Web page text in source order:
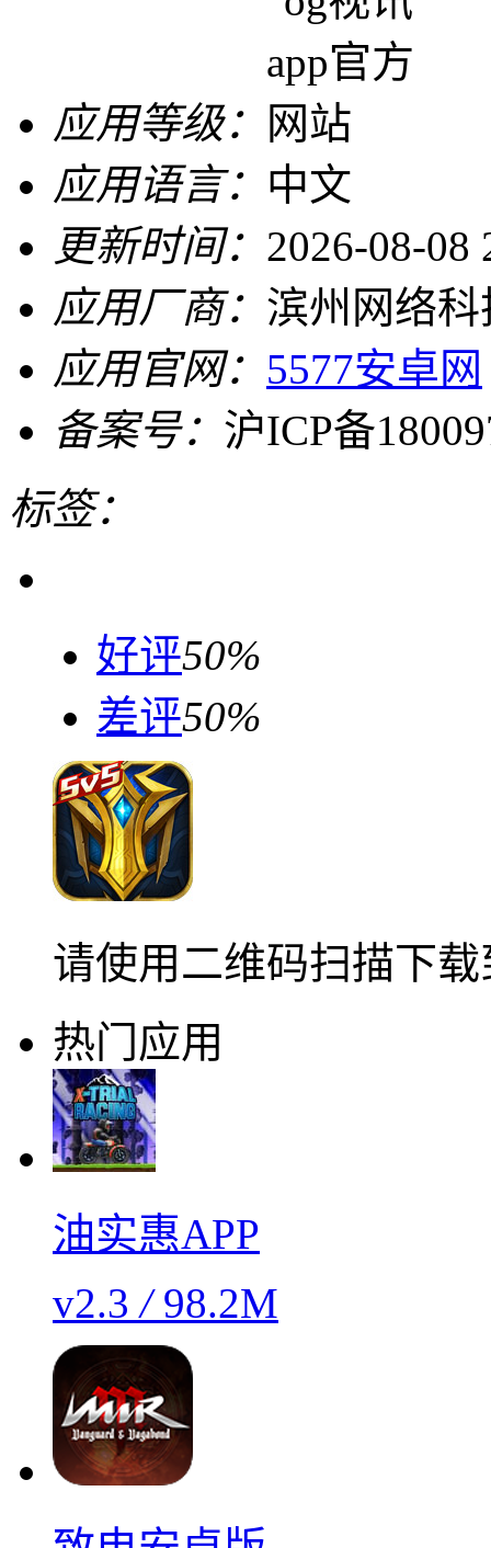
应用等级：
应用语言： 中文
更新时间： 2026-08-08
应用厂商： 滨州网络
应用官网： 5577安卓网
备案号： 沪ICP备
标签：
好评50%
差评50%
请使用二维码扫描下
热门应用
油实惠APP
v2.3/98.2M